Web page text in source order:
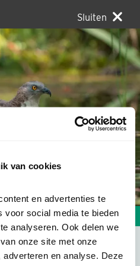
van cookies
en advertenties te
voor social media te bieden
analyseren. Ook delen we
onze site met onze
en analyse. Deze
Sluiten
Vorige foto